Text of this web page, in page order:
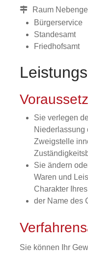
Raum
Bürgerservice
Standesamt
Friedhofsamt
Sie verlegen
Niederlassung
Zweigstelle
Sie ändern
Waren und
Charakter
der Name des
Sie können Ihr